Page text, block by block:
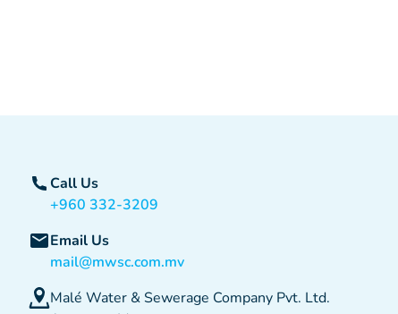
Call Us
+960 332-3209
Email Us
mail@mwsc.com.mv
Malé Water & Sewerage Company Pvt. Ltd.